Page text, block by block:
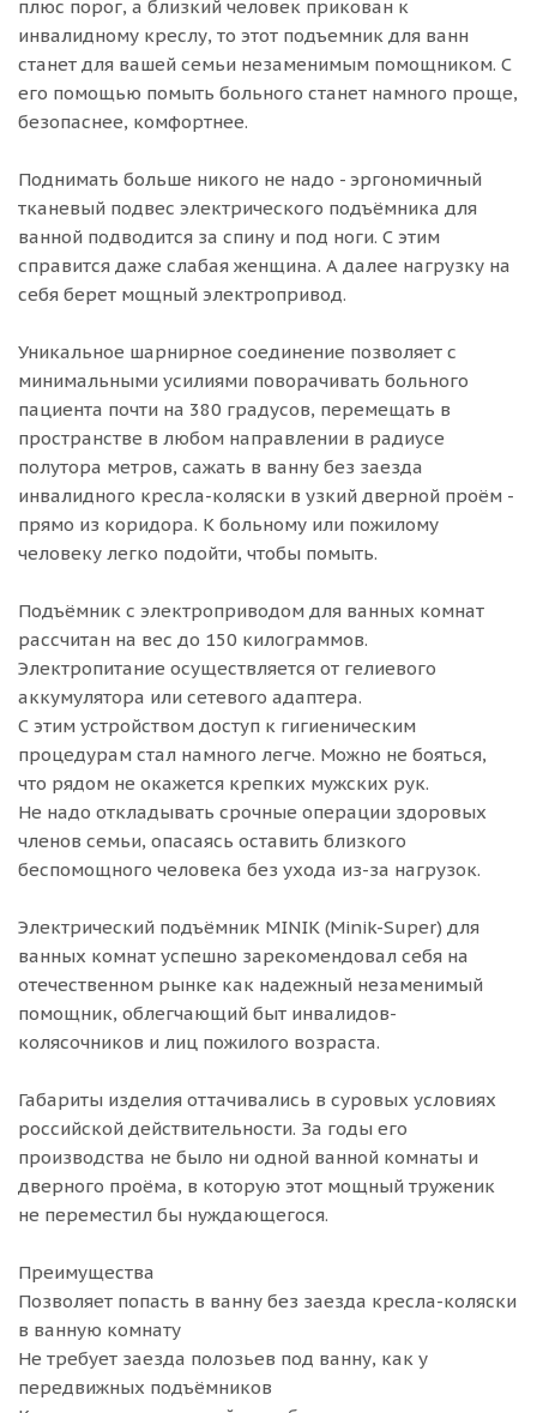
плюс порог, а близкий человек прикован к
инвалидному креслу, то этот подъемник для ванн
станет для вашей семьи незаменимым помощником. С
его помощью помыть больного станет намного проще,
безопаснее, комфортнее.
Поднимать больше никого не надо - эргономичный
тканевый подвес электрического подъёмника для
ванной подводится за спину и под ноги. С этим
справится даже слабая женщина. А далее нагрузку на
себя берет мощный электропривод.
Уникальное шарнирное соединение позволяет с
минимальными усилиями поворачивать больного
пациента почти на 380 градусов, перемещать в
пространстве в любом направлении в радиусе
полутора метров, сажать в ванну без заезда
инвалидного кресла-коляски в узкий дверной проём -
прямо из коридора. К больному или пожилому
человеку легко подойти, чтобы помыть.
Подъёмник с электроприводом для ванных комнат
рассчитан на вес до 150 килограммов.
Электропитание осуществляется от гелиевого
аккумулятора или сетевого адаптера.
С этим устройством доступ к гигиеническим
процедурам стал намного легче. Можно не бояться,
что рядом не окажется крепких мужских рук.
Не надо откладывать срочные операции здоровых
членов семьи, опасаясь оставить близкого
беспомощного человека без ухода из-за нагрузок.
Электрический подъёмник MINIK (Minik-Super) для
ванных комнат успешно зарекомендовал себя на
отечественном рынке как надежный незаменимый
помощник, облегчающий быт инвалидов-
колясочников и лиц пожилого возраста.
Габариты изделия оттачивались в суровых условиях
российской действительности. За годы его
производства не было ни одной ванной комнаты и
дверного проёма, в которую этот мощный труженик
не переместил бы нуждающегося.
Преимущества
Позволяет попасть в ванну без заезда кресла-коляски
в ванную комнату
Не требует заезда полозьев под ванну, как у
передвижных подъёмников